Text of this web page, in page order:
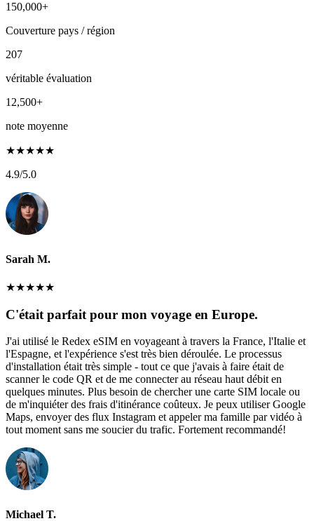
150,000+
Couverture pays / région
207
véritable évaluation
12,500+
note moyenne
★★★★★
4.9/5.0
Sarah M.
★★★★★
C'était parfait pour mon voyage en Europe.
J'ai utilisé le Redex eSIM en voyageant à travers la France, l'Italie et
l'Espagne, et l'expérience s'est très bien déroulée. Le processus
d'installation était très simple - tout ce que j'avais à faire était de
scanner le code QR et de me connecter au réseau haut débit en
quelques minutes. Plus besoin de chercher une carte SIM locale ou
de m'inquiéter des frais d'itinérance coûteux. Je peux utiliser Google
Maps, envoyer des flux Instagram et appeler ma famille par vidéo à
tout moment sans me soucier du trafic. Fortement recommandé!
Michael T.